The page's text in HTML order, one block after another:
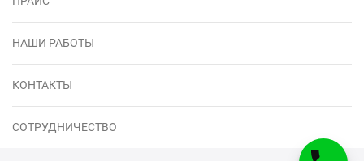
НАШИ РАБОТЫ
КОНТАКТЫ
СОТРУДНИЧЕСТВО